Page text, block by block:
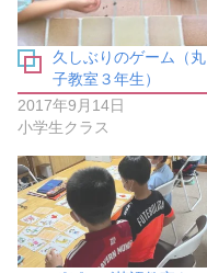
す
る
は
ク
リ
ッ
ク
し
て
だ
さ
い
(
新
し
い
ウ
e
r
共
有
(
新
し
ン
ド
ウ
で
開
き
ま
す
久しぶりのゲーム（丸
子教室３年生）
2017年9月14日
小学生クラス